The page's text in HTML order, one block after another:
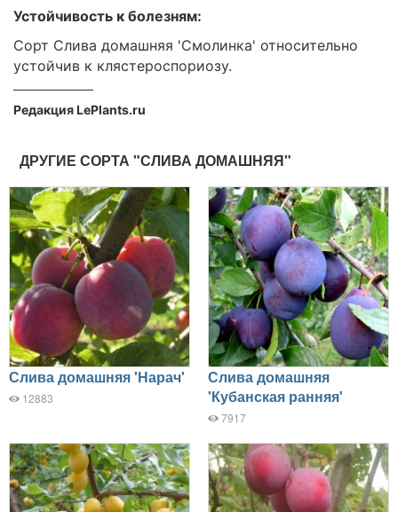
Устойчивость к болезням:
Сорт Слива домашняя 'Смолинка' относительно
устойчив к клястероспориозу.
Редакция LePlants.ru
ДРУГИЕ СОРТА "СЛИВА ДОМАШНЯЯ"
Слива домашняя 'Нарач'
12883
Слива домашняя
'Кубанская ранняя'
7917